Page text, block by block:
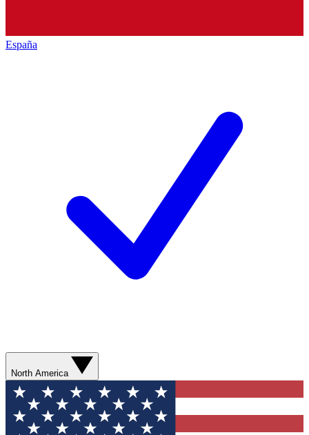
España
North America